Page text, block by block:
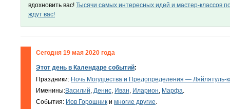
вдохновить вас! Тысячи самых интересных идей и мастер-классов
ждут вас!
Сегодня 19 мая 2020 года
Этот день в Календаре событий:
Праздники: Ночь Могущества и Предопределения — Ляйлятуль-
Именины:Василий, Денис, Иван, Иларион, Марфа.
События: Иов Горошник и многие другие.